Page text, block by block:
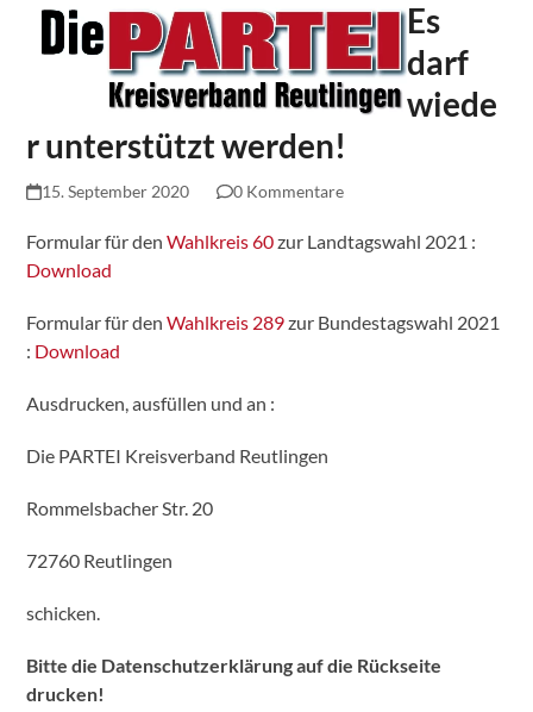
Open
mobile
Close
mobile
Es
darf
wiede
r unterstützt werden!
15. September 2020 0 Kommentare
Formular für denWahlkreis 60zur Landtagswahl 2021 :
Download
Formular für denWahlkreis 289zur Bundestagswahl 2021
: Download
Ausdrucken, ausfüllen und an :
Die PARTEI Kreisverband Reutlingen
Rommelsbacher Str. 20
72760 Reutlingen
schicken.
Bitte die Datenschutzerklärung auf die Rückseite
drucken!